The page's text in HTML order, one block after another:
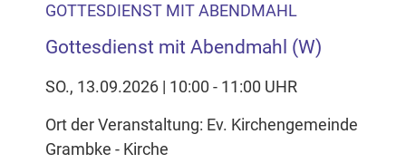
GOTTESDIENST MIT ABENDMAHL
Gottesdienst mit Abendmahl (W)
SO., 13.09.2026 | 10:00 - 11:00 UHR
Ort der Veranstaltung: Ev. Kirchengemeinde
Grambke - Kirche